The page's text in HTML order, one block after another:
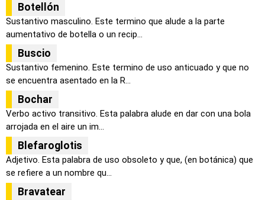
Botellón
Sustantivo masculino. Este termino que alude a la parte
aumentativo de botella o un recip...
Buscio
Sustantivo femenino. Este termino de uso anticuado y que no
se encuentra asentado en la R...
Bochar
Verbo activo transitivo. Esta palabra alude en dar con una bola
arrojada en el aire un im...
Blefaroglotis
Adjetivo. Esta palabra de uso obsoleto y que, (en botánica) que
se refiere a un nombre qu...
Bravatear